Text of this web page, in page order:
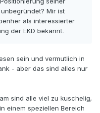
Mir ist
als interessierter
der EKD bekannt.
sein und vermutlich in
- aber das sind alles nur
sind alle viel zu kuschelig,
einem speziellen Bereich